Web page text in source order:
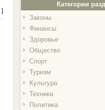
Категории
Законы
Финансы
Здоровье
Общество
Спорт
Туризм
Культура
Техника
Политика
]